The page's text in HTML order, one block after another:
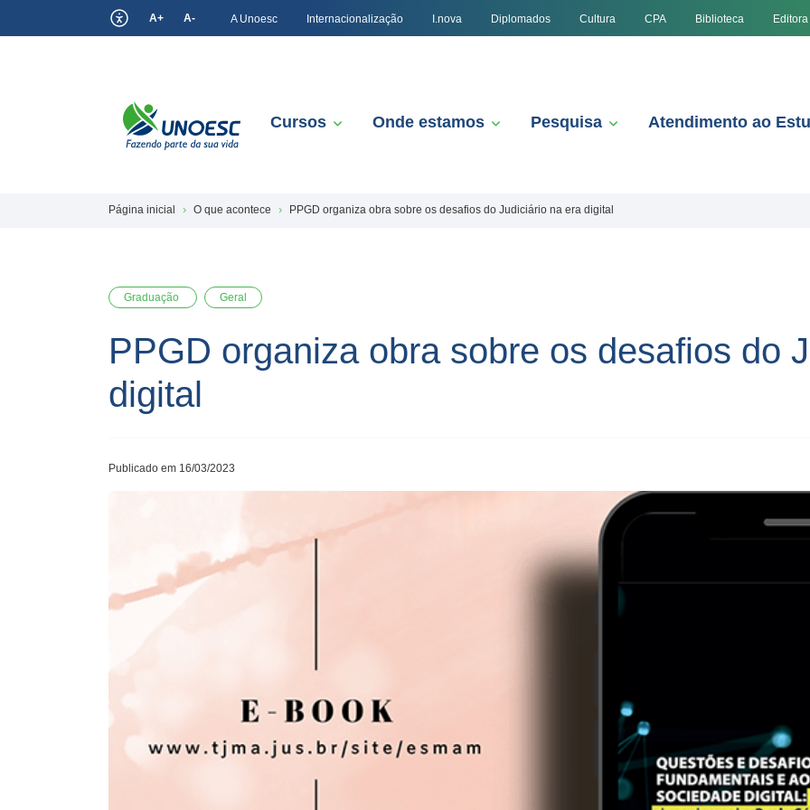
A+ A- A Unoesc Internacionalização I.nova Diplomados Cultura CPA Biblioteca Editora
Cursos Onde estamos Pesquisa Atendimento ao
Página inicial O que acontece PPGD organiza obra sobre os desafios do Judiciário na era digital
Graduação Geral
PPGD organiza obra sobre os desafios do
digital
Publicado em 16/03/2023